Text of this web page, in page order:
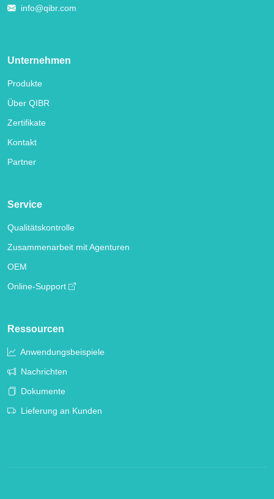
info@qibr.com
Unternehmen
Produkte
Über QIBR
Zertifikate
Kontakt
Partner
Service
Qualitätskontrolle
Zusammenarbeit mit Agenturen
OEM
Online-Support
Ressourcen
Anwendungsbeispiele
Nachrichten
Dokumente
Lieferung an Kunden